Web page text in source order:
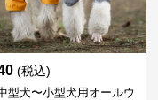
(税込)
型犬〜小型犬用オールウ